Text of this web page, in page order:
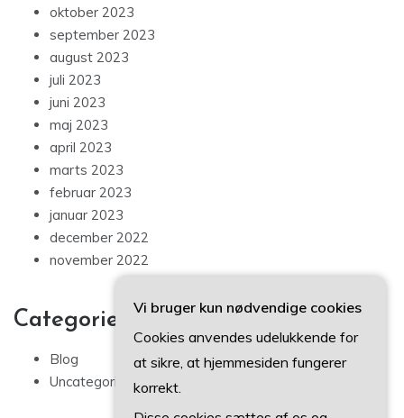
oktober 2023
september 2023
august 2023
juli 2023
juni 2023
maj 2023
april 2023
marts 2023
februar 2023
januar 2023
december 2022
november 2022
Categories
Blog
Uncategorized
Vi bruger kun nødvendige cookies
Cookies anvendes udelukkende for
at sikre, at hjemmesiden fungerer
korrekt.